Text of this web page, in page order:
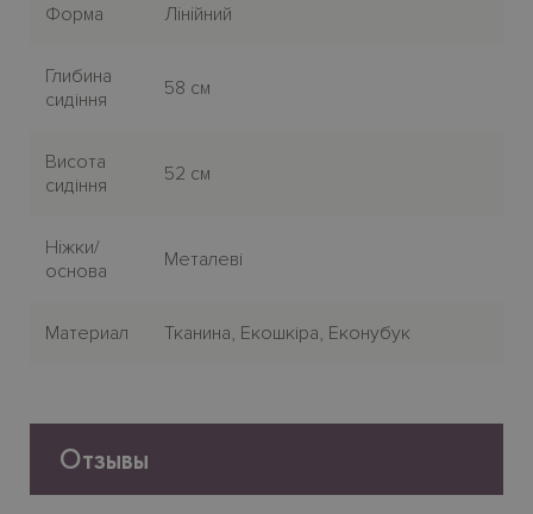
Форма Лiнiйний
Глибина
сидіння
58 см
Висота
сидіння
52 см
Нiжки/
основа
Металеві
Материал Тканина, Екошкіра, Еконубук
Отзывы